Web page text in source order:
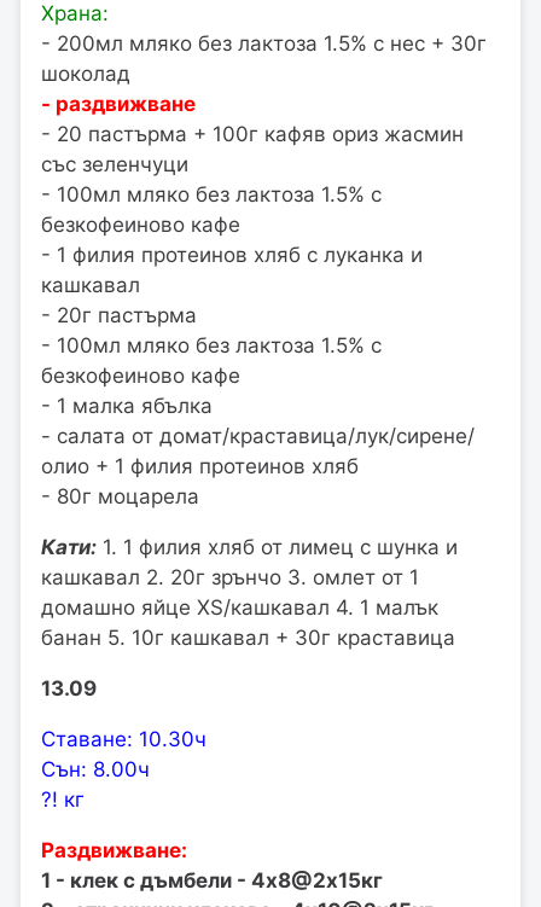
Храна:
- 200мл мляко без лактоза 1.5% с нес + 30г
шоколад
- раздвижване
- 20 пастърма + 100г кафяв ориз жасмин
със зеленчуци
- 100мл мляко без лактоза 1.5% с
безкофеиново кафе
- 1 филия протеинов хляб с луканка и
кашкавал
- 20г пастърма
- 100мл мляко без лактоза 1.5% с
безкофеиново кафе
- 1 малка ябълка
- салата от домат/краставица/лук/сирене/
олио + 1 филия протеинов хляб
- 80г моцарела
Кати: 1. 1 филия хляб от лимец с шунка и
кашкавал 2. 20г зрънчо 3. омлет от 1
домашно яйце XS/кашкавал 4. 1 малък
банан 5. 10г кашкавал + 30г краставица
13.09
Ставане: 10.30ч
Сън: 8.00ч
?! кг
Раздвижване:
1 - клек с дъмбели - 4х8@2х15кг